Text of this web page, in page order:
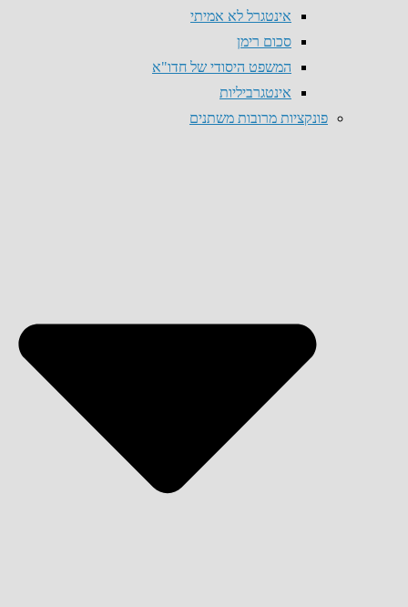
אינטגרל לא אמיתי
סכום רימן
המשפט היסודי של חדו"א
אינטגרביליות
פונקציות מרובות משתנים